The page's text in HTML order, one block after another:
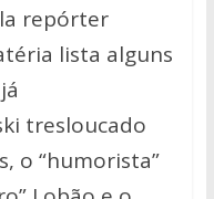
repórter
lista alguns
tresloucado
o “humorista”